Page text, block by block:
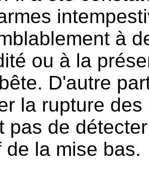
à
ou à la
D'autre
la rupture
pas de
de la mise bas.